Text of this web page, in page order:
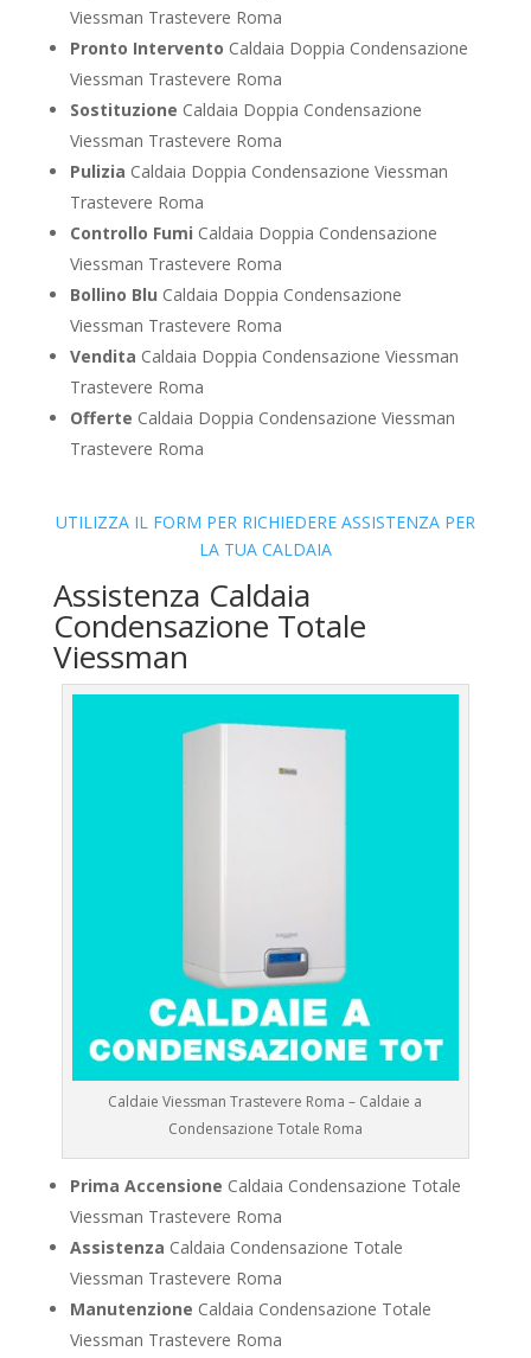
Viessman Trastevere Roma
Pronto Intervento Caldaia Doppia Condensazione
Viessman Trastevere Roma
Sostituzione Caldaia Doppia Condensazione
Viessman Trastevere Roma
Pulizia Caldaia Doppia Condensazione Viessman
Trastevere Roma
Controllo Fumi Caldaia Doppia Condensazione
Viessman Trastevere Roma
Bollino Blu Caldaia Doppia Condensazione
Viessman Trastevere Roma
Vendita Caldaia Doppia Condensazione Viessman
Trastevere Roma
Offerte Caldaia Doppia Condensazione Viessman
Trastevere Roma
UTILIZZA IL FORM PER RICHIEDERE ASSISTENZA PER
LA TUA CALDAIA
Assistenza Caldaia
Condensazione Totale
Viessman
Caldaie Viessman Trastevere Roma – Caldaie a
Condensazione Totale Roma
Prima Accensione Caldaia Condensazione Totale
Viessman Trastevere Roma
Assistenza Caldaia Condensazione Totale
Viessman Trastevere Roma
Manutenzione Caldaia Condensazione Totale
Viessman Trastevere Roma